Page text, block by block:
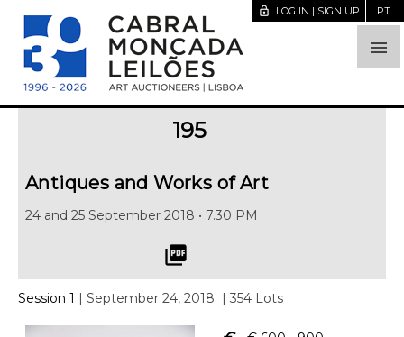

lock_open LOG IN | SIGN UP PT
195
Antiques and Works of Art
24 and 25 September 2018 • 7.30 PM
picture_as_pdf
Session 1 | September 24, 2018 | 354 Lots